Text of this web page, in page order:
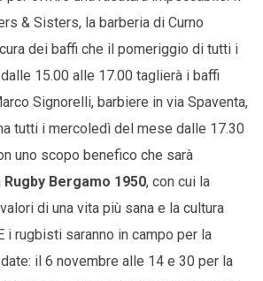
& Sisters, la barberia di Curno
dei baffi che il pomeriggio di tutti i
15.00 alle 17.00 taglierà i baffi
Signorelli, barbiere in via Spaventa,
tutti i mercoledì del mese dalle 17.30
uno scopo benefico che sarà
Rugby Bergamo 1950, con cui la
di una vita più sana e la cultura
i rugbisti saranno in campo per la
il 6 novembre alle 14 e 30 per la